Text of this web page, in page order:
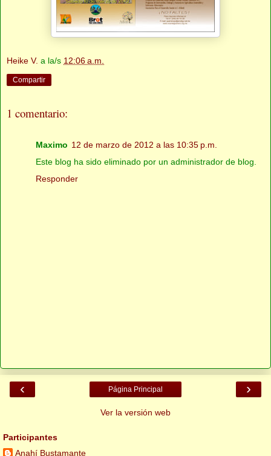
Heike V. a la/s 12:06 a.m.
Compartir
1 comentario:
Maximo 12 de marzo de 2012 a las 10:35 p.m.
Este blog ha sido eliminado por un administrador de blog.
Responder
‹ ›
Página Principal
Ver la versión web
Participantes
Anahí Bustamante